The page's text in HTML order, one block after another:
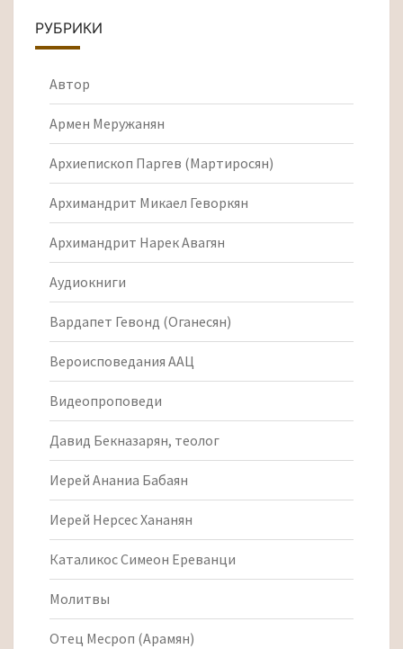
РУБРИКИ
Автор
Армен Меружанян
Архиепископ Паргев (Мартиросян)
Архимандрит Микаел Геворкян
Архимандрит Нарек Авагян
Аудиокниги
Вардапет Гевонд (Оганесян)
Вероисповедания ААЦ
Видеопроповеди
Давид Бекназарян, теолог
Иерей Ананиа Бабаян
Иерей Нерсес Хананян
Каталикос Симеон Ереванци
Молитвы
Отец Месроп (Арамян)